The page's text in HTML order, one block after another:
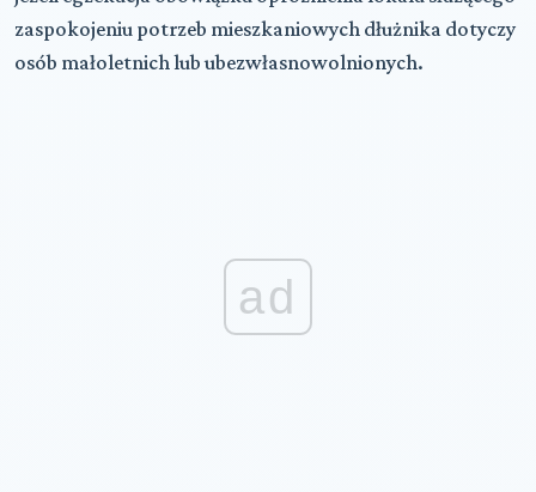
zaspokojeniu potrzeb mieszkaniowych dłużnika dotyczy
osób małoletnich lub ubezwłasnowolnionych.
ad